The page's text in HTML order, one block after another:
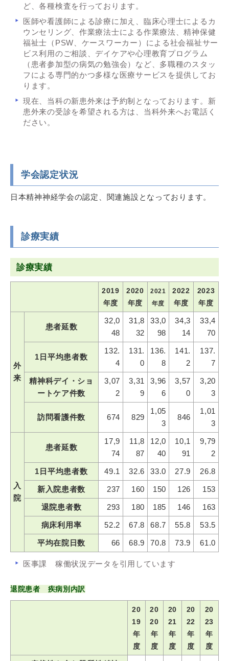
ど、各種検査を行っております。
医師や看護師による診療に加え、臨床心理士によるカ
ウンセリング、作業療法士による作業療法、精神保健
福祉士（PSW、ケースワーカー）による社会福祉サー
ビス利用のご相談、デイケアや心理教育プログラム
（患者参加型の病気の勉強会）など、多職種のスタッ
フによる専門的かつ多様な医療サービスを提供してお
ります。
現在、当科の新患外来は予約制となっております。新
患外来の受診を希望される方は、当科外来へお電話く
ださい。
学会認定状況
日本精神神経学会の認定、関連施設となっております。
診療実績
診療実績
2019
年度
2020
年度
2021
年度
2022
年度
2023
年度
外
来
患者延数
32,0
48
31,8
32
33,0
98
34,3
14
33,4
70
1日平均患者数
132.
4
131.
0
136.
8
141.
2
137.
7
精神科デイ・ショ
ートケア件数
3,07
2
3,31
9
3,96
6
3,57
0
3,20
3
訪問看護件数 674 829
1,05
3
846
1,01
3
入
院
患者延数
17,9
74
11,8
87
12,0
40
10,1
91
9,79
2
1日平均患者数 49.1 32.6 33.0 27.9 26.8
新入院患者数 237 160 150 126 153
退院患者数 293 180 185 146 163
病床利用率 52.2 67.8 68.7 55.8 53.5
平均在院日数 66 68.9 70.8 73.9 61.0
医事課 稼働状況データを引用しています
退院患者 疾病別内訳
20
19
年
度
20
20
年
度
20
21
年
度
20
22
年
度
20
23
年
度